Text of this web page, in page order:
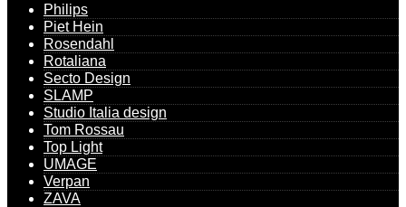
Philips
Piet Hein
Rosendahl
Rotaliana
Secto Design
SLAMP
Studio Italia design
Tom Rossau
Top Light
UMAGE
Verpan
ZAVA